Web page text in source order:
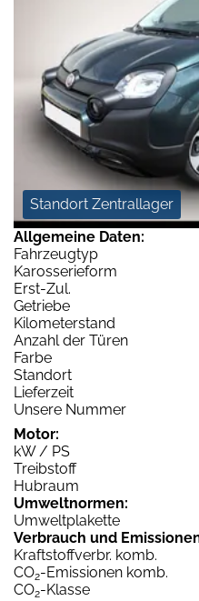
Standort Zentrallager
Allgemeine Daten:
Fahrzeugtyp
Karosserieform
Erst-Zul.
Getriebe
Kilometerstand
Anzahl der Türen
Farbe
Standort
Lieferzeit
Unsere Nummer
Motor:
kW / PS
Treibstoff
Hubraum
Umweltnormen:
Umweltplakette
Verbrauch und
Kraftstoffverbr. komb.
CO2-Emissionen komb.
CO2-Klasse